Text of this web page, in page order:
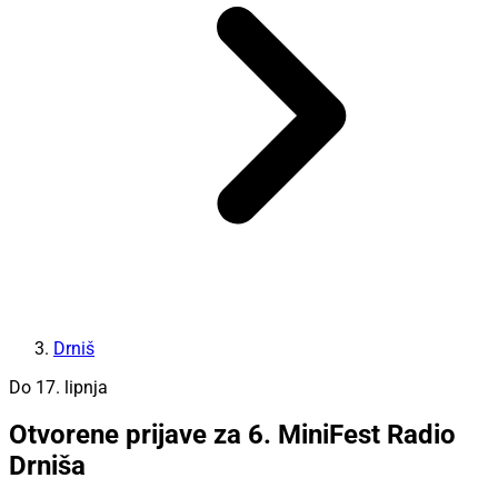
Drniš
Do 17. lipnja
Otvorene prijave za 6. MiniFest Radio
Drniša